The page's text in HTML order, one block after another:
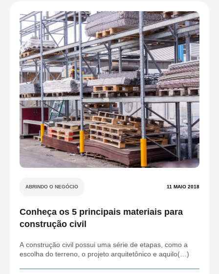
ABRINDO O NEGÓCIO 11 MAIO 2018
Conheça os 5 principais materiais para
construção civil
A construção civil possui uma série de etapas, como a
escolha do terreno, o projeto arquitetônico e aquilo(…)